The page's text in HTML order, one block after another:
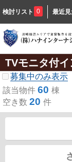
検討リスト 0 最近
TVモニタ付
募集中のみ表示
該当物件 60 棟
空き数 20 件